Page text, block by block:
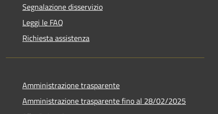
Segnalazione disservizio
Leggi le FAQ
Richiesta assistenza
Amministrazione trasparente
Amministrazione trasparente fino al 28/02/2025